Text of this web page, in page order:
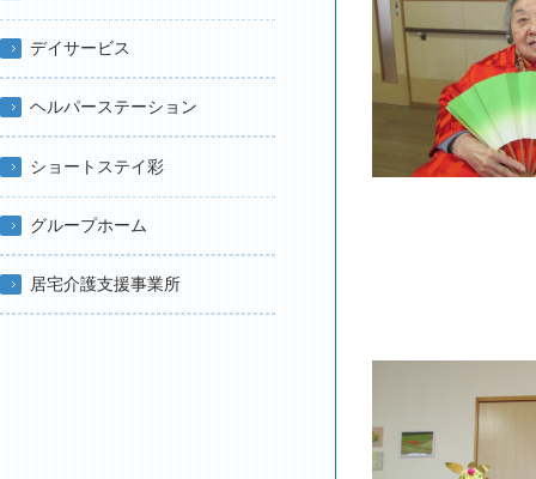
デイサービス
ヘルパーステーション
ショートステイ彩
グループホーム
居宅介護支援事業所